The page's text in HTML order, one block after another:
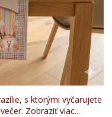
s ktorými vyčarujete
Zobraziť viac...